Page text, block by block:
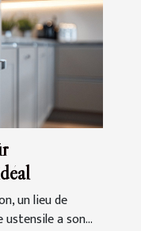
un lieu de
a son...